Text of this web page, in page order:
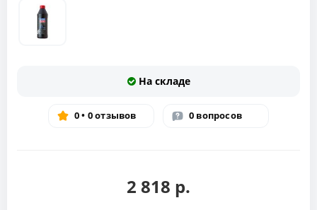
На складе
0 • 0 отзывов 0 вопросов
2 818 р.